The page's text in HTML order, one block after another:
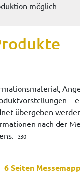
möglich
übergeben
nach der
330
6 Seiten